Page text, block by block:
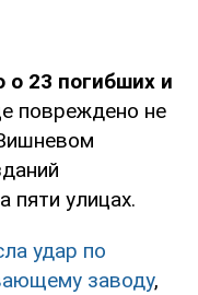
о 23 погибших и
повреждено не
пяти улицах.
удар по
заводу,